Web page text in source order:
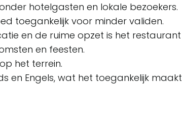
hotelgasten en lokale bezoekers.
toegankelijk voor minder validen.
en de ruime opzet is het restaurant
en feesten.
het terrein.
en Engels, wat het toegankelijk maakt